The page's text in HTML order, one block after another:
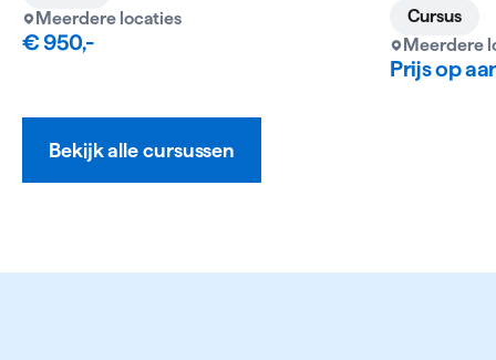
Meerdere locaties
€ 950,-
Cursus
Meerdere
Prijs op
Bekijk alle cursussen